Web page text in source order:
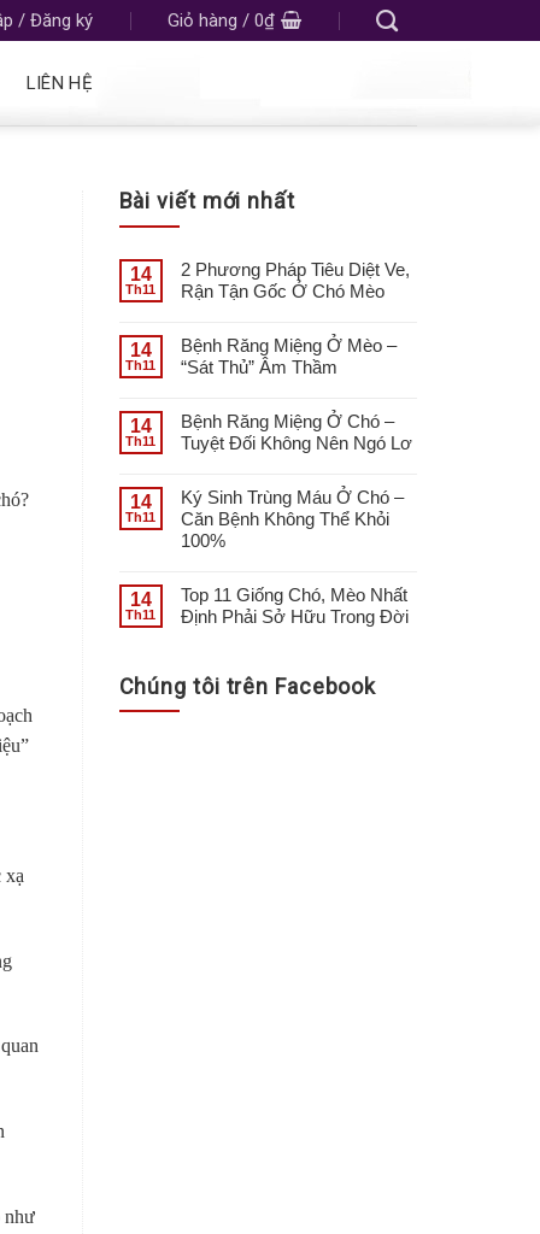
/ Đăng ký Giỏ hàng / 0₫
LIÊN HỆ
xạ
như
Bài viết mới nhất
14
Th11
2 Phương Pháp Tiêu Diệt Ve,
Rận Tận Gốc Ở Chó Mèo
14
Th11
Bệnh Răng Miệng Ở Mèo –
“Sát Thủ” Âm Thầm
14
Th11
Bệnh Răng Miệng Ở Chó –
Tuyệt Đối Không Nên Ngó Lơ
14
Th11
Ký Sinh Trùng Máu Ở Chó –
Căn Bệnh Không Thể Khỏi
100%
14
Th11
Top 11 Giống Chó, Mèo Nhất
Định Phải Sở Hữu Trong Đời
Chúng tôi trên Facebook